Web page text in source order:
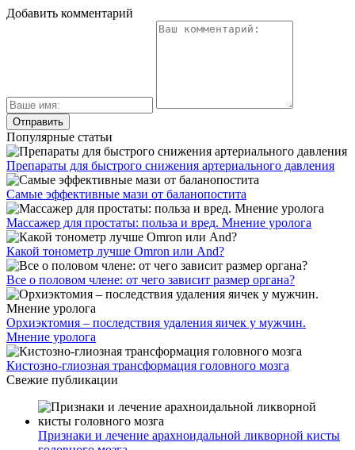
Добавить комментарий
Популярные статьи
Препараты для быстрого снижения артериального давления
Самые эффективные мази от баланопостита
Массажер для простаты: польза и вред. Мнение уролога
Какой тонометр лучше Omron или And?
Все о половом члене: от чего зависит размер органа?
Орхиэктомия – последствия удаления яичек у мужчин.
Мнение уролога
Кистозно-глиозная трансформация головного мозга
Свежие публикации
Признаки и лечение арахноидальной ликворной кисты